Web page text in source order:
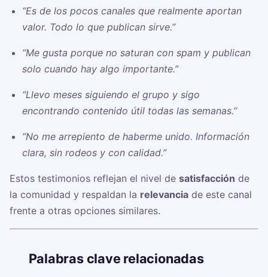
“Es de los pocos canales que realmente aportan
valor. Todo lo que publican sirve.”
“Me gusta porque no saturan con spam y publican
solo cuando hay algo importante.”
“Llevo meses siguiendo el grupo y sigo
encontrando contenido útil todas las semanas.”
“No me arrepiento de haberme unido. Información
clara, sin rodeos y con calidad.”
Estos testimonios reflejan el nivel de satisfacción de
la comunidad y respaldan la relevancia de este canal
frente a otras opciones similares.
Palabras clave relacionadas